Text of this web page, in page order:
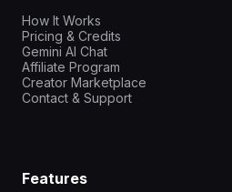
How It Works
Pricing & Credits
Gemini AI Chat
Affiliate Program
Creator Marketplace
Contact & Support
Features